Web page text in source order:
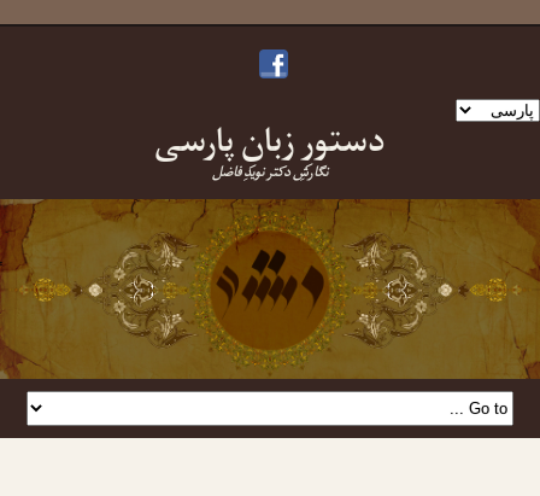
یک
دستورِ زبانِ پارسی
نگارشِ دکتر نویدِ فاضل